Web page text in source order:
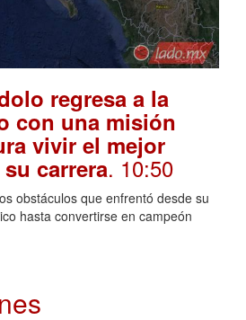
regresa a la
con una misión
vivir el mejor
carrera. 10:50
obstáculos que enfrentó desde su
hasta convertirse en campeón